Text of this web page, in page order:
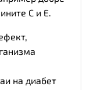
С и Е.
на диабет